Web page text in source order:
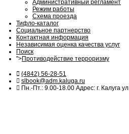
Административный регламент
Режим работы
Схема проезда
Тифло-каталог
Социальное партнерство
Контактная информация
Независимая оценка качества услуг
Поиск
">Противодействие терроризму
(4842) 56-28-51
slbook@adm.kaluga.ru
Пн.-Пт.: 9.00-18.00 Адрес: г. Калуга